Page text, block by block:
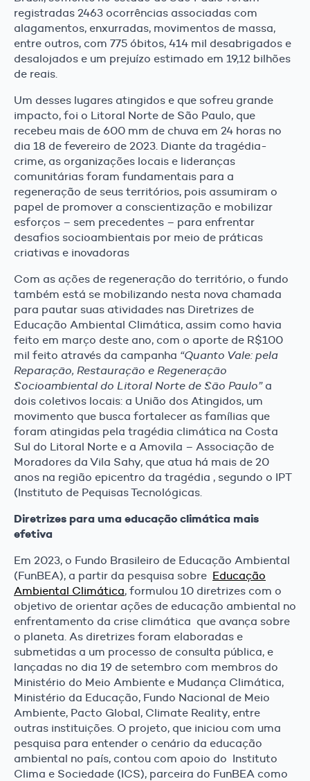
registradas 2463 ocorrências associadas com
alagamentos, enxurradas, movimentos de massa,
entre outros, com 775 óbitos, 414 mil desabrigados e
desalojados e um prejuízo estimado em 19,12 bilhões
de reais.
Um desses lugares atingidos e que sofreu grande
impacto, foi o Litoral Norte de São Paulo, que
recebeu mais de 600 mm de chuva em 24 horas no
dia 18 de fevereiro de 2023. Diante da tragédia-
crime, as organizações locais e lideranças
comunitárias foram fundamentais para a
regeneração de seus territórios, pois assumiram o
papel de promover a conscientização e mobilizar
esforços – sem precedentes – para enfrentar
desafios socioambientais por meio de práticas
criativas e inovadoras
Com as ações de regeneração do território, o fundo
também está se mobilizando nesta nova chamada
para pautar suas atividades nas Diretrizes de
Educação Ambiental Climática, assim como havia
feito em março deste ano, com o aporte de R$100
mil feito através da campanha “Quanto Vale: pela
Reparação, Restauração e Regeneração
Socioambiental do Litoral Norte de São Paulo”a
dois coletivos locais: a União dos Atingidos, um
movimento que busca fortalecer as famílias que
foram atingidas pela tragédia climática na Costa
Sul do Litoral Norte e a Amovila – Associação de
Moradores da Vila Sahy, que atua há mais de 20
anos na região epicentro da tragédia , segundo o IPT
(Instituto de Pequisas Tecnológicas.
Diretrizes para uma educação climática mais
efetiva
Em 2023, o Fundo Brasileiro de Educação Ambiental
(FunBEA), a partir da pesquisa sobre Educação
Ambiental Climática, formulou 10 diretrizes com o
objetivo de orientar ações de educação ambiental no
enfrentamento da crise climática que avança sobre
o planeta. As diretrizes foram elaboradas e
submetidas a um processo de consulta pública, e
lançadas no dia 19 de setembro com membros do
Ministério do Meio Ambiente e Mudança Climática,
Ministério da Educação, Fundo Nacional de Meio
Ambiente, Pacto Global, Climate Reality, entre
outras instituições. O projeto, que iniciou com uma
pesquisa para entender o cenário da educação
ambiental no país, contou com apoio do Instituto
Clima e Sociedade (ICS), parceira do FunBEA como